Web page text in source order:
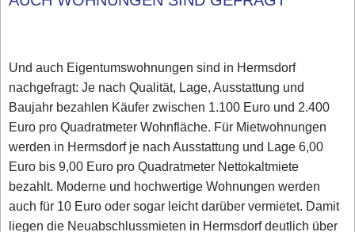
Und auch Eigentumswohnungen sind in Hermsdorf
nachgefragt: Je nach Qualität, Lage, Ausstattung und
Baujahr bezahlen Käufer zwischen 1.100 Euro und 2.400
Euro pro Quadratmeter Wohnfläche. Für Mietwohnungen
werden in Hermsdorf je nach Ausstattung und Lage 6,00
Euro bis 9,00 Euro pro Quadratmeter Nettokaltmiete
bezahlt. Moderne und hochwertige Wohnungen werden
auch für 10 Euro oder sogar leicht darüber vermietet. Damit
liegen die Neuabschlussmieten in Hermsdorf deutlich über